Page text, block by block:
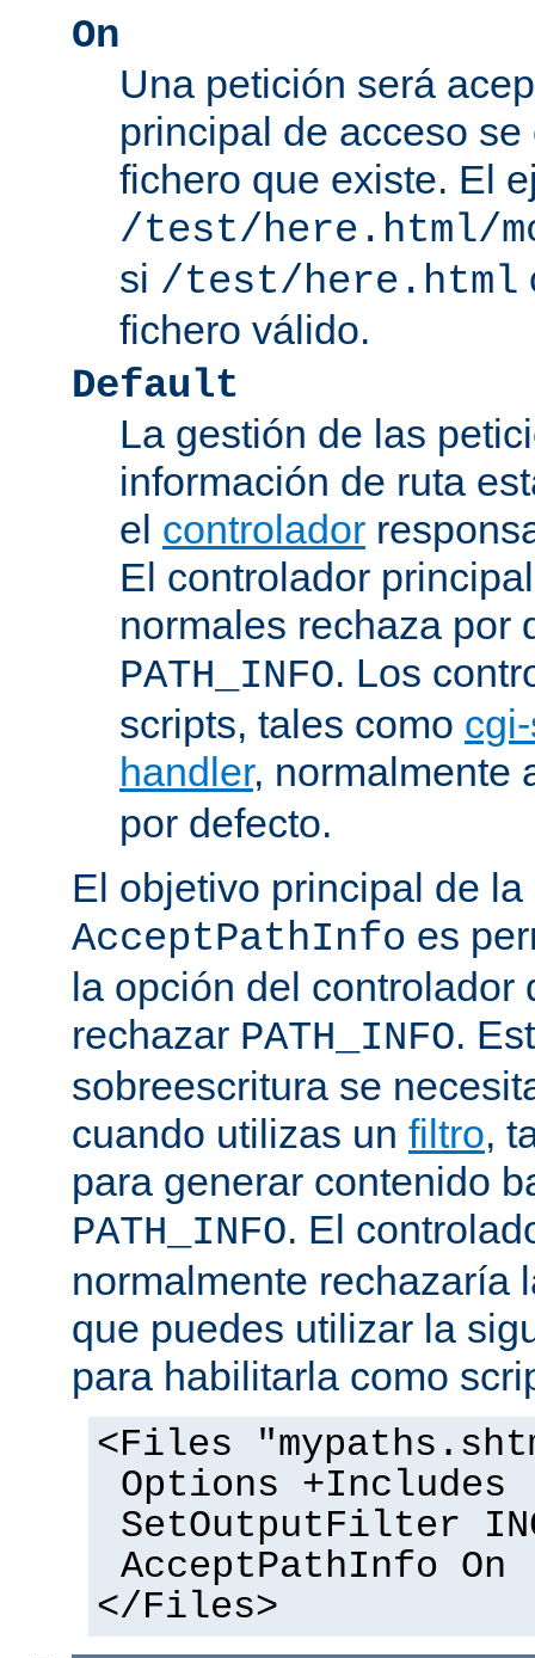
On
Una petición será
principal de acceso
fichero que existe. El
/test/here.html/
si /test/here.html
fichero válido.
Default
La gestión de las
información de ruta
el controlador
El controlador
normales rechaza por
PATH_INFO. Los
scripts, tales como
handler, normalmente
por defecto.
El objetivo principal de la
AcceptPathInfo es
la opción del controlador
rechazar PATH_INFO.
sobreescritura se
cuando utilizas un filtro,
para generar contenido
PATH_INFO. El
normalmente rechazaría
que puedes utilizar la
para habilitarla como
<Files
Options +Includes
SetOutputFilter
AcceptPathInfo On
</Files>